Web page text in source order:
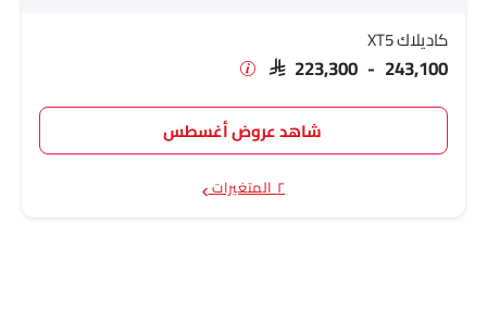
كاديلاك XT5
SAR 223,300 - 243,100
شاهد عروض أغسطس
٢ المتغيرات